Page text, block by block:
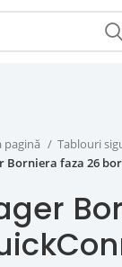
pagină Tablouri
Borniera faza 26